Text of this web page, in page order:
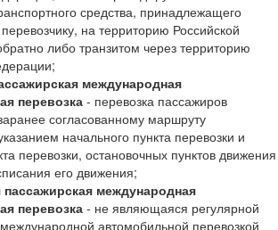
средства, принадлежащего
на территорию Российской
либо транзитом через территорию
международная
перевозка - перевозка пассажиров
согласованному маршруту
начального пункта перевозки и
перевозки, остановочных пунктов движения
его движения;
пассажирская международная
перевозка - не являющаяся регулярной
автомобильной перевозкой